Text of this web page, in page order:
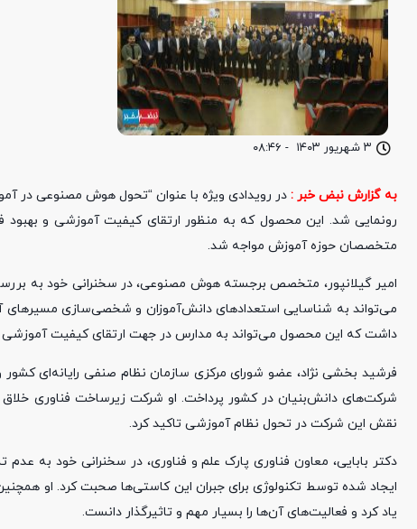
۳ شهریور ۱۴۰۳ - ۰۸:۴۶
به گزارش نبض خبر : در رویدادی ویژه با عنوان “تحول هوش مصنوعی در
رونمایی شد. این محصول که به منظور ارتقای کیفیت آموزشی و بهبود
متخصصان حوزه آموزش مواجه شد.
امیر گیلانپور، متخصص برجسته هوش مصنوعی، در سخنرانی خود به
می‌تواند به شناسایی استعدادهای دانش‌آموزان و شخصی‌سازی مسیرهای
داشت که این محصول می‌تواند به مدارس در جهت ارتقای کیفیت آموزشی
فرشید بخشی نژاد، عضو شورای مرکزی سازمان نظام صنفی رایانه‌ای
شرکت‌های دانش‌بنیان در کشور پرداخت. او شرکت زیرساخت فناوری
نقش این شرکت در تحول نظام آموزشی تاکید کرد.
دکتر بابایی، معاون فناوری پارک علم و فناوری، در سخنرانی خود به
ایجاد شده توسط تکنولوژی برای جبران این کاستی‌ها صحبت کرد. او
یاد کرد و فعالیت‌های آن‌ها را بسیار مهم و تاثیرگذار دانست.